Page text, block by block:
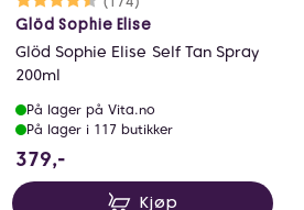
Glöd Sophie Elise
Glöd Sophie Elise Self Tan Spray
200ml
På lager på Vita.no
På lager i 117 butikker
379,-379 NOK
Kjøp